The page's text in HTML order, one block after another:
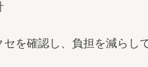
を確認し、負担を減らし